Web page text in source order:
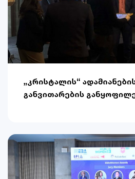
„კრისტალის“
განვითარების
ქალთა გაძლიერების
გამარჯვებულია